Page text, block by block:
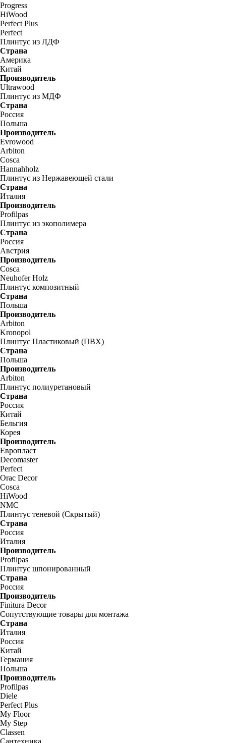
Progress
HiWood
Perfect Plus
Perfect
Плинтус из ЛДФ
Страна
Америка
Китай
Производитель
Ultrawood
Плинтус из МДФ
Страна
Россия
Польша
Производитель
Evrowood
Arbiton
Cosca
Hannahholz
Плинтус из Нержавеющей стали
Страна
Италия
Производитель
Profilpas
Плинтус из экополимера
Страна
Россия
Австрия
Производитель
Cosca
Neuhofer Holz
Плинтус композитный
Страна
Польша
Производитель
Arbiton
Kronopol
Плинтус Пластиковый (ПВХ)
Страна
Польша
Производитель
Arbiton
Плинтус полиуретановый
Страна
Россия
Китай
Бельгия
Корея
Производитель
Европласт
Decomaster
Perfect
Orac Decor
Cosca
HiWood
NMC
Плинтус теневой (Скрытый)
Страна
Россия
Италия
Производитель
Profilpas
Плинтус шпонированный
Страна
Россия
Производитель
Finitura Decor
Сопутствующие товары для монтажа
Страна
Италия
Россия
Китай
Германия
Польша
Производитель
Profilpas
Diele
Perfect Plus
My Floor
My Step
Classen
Сантехника